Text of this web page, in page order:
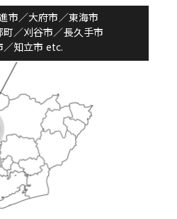
市／大府市／東海市
／刈谷市／長久手市
／知立市 etc.